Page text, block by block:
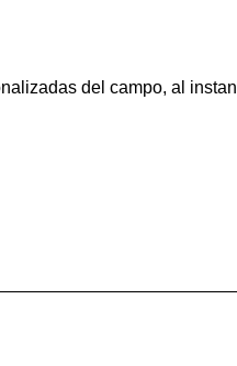
del campo, al